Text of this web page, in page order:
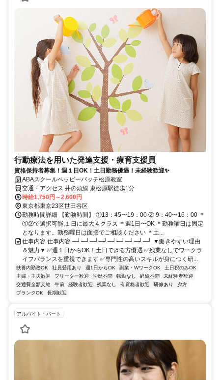
行動療法を用いた発達支援・療育支援員
資格保持者募集！週１日OK！土日勤務優遇！未経験歓迎✨
ABAスクールペッピーパッチ松原教室
交通・アクセス 井の頭線 東松原駅徒歩1分
時給1,750円～2,600円
東京都東京23区世田谷区
勤務時間詳細 【勤務時間】 ①13：45〜19：00 ② 9：40〜16：00 ＊
①②で選択可能,１日に最大４クラス ＊週1日〜OK ＊勤務曜日は固定
となります。勤務曜日は面接でご相談ください ＊土...
仕事内容 仕事内容 ─┘─┘─┘─┘─┘─┘─┘─┘─┘ ▼働きやすい理由
＆魅力▼ ✅週１日からOK！土日できる方優遇 ✅残業なしでワークラ
イフバランスを重視できます ✅専門性の高いスキルが身につく研...
扶養内勤務OK 社員登用あり 週1日からOK 副業・WワークOK
土日祝のみOK
主婦・主夫歓迎
フリーター歓迎 学歴不問 転勤なし 経験不問
未経験者歓迎
交通費全額支給
午前 経験者歓迎 残業なし 有資格者歓迎 研修あり
夕方
ブランクOK
長期歓迎
アルバイト・パート